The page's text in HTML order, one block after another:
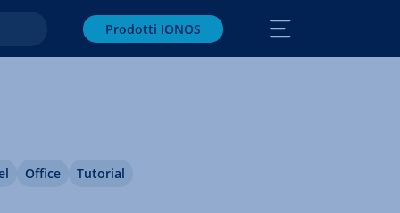
Prodotti IONOS
Office Tutorial